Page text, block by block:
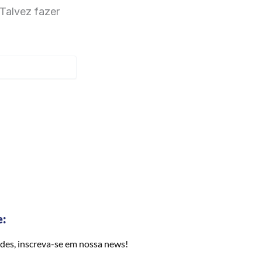
fazer
inscreva-se em nossa news!